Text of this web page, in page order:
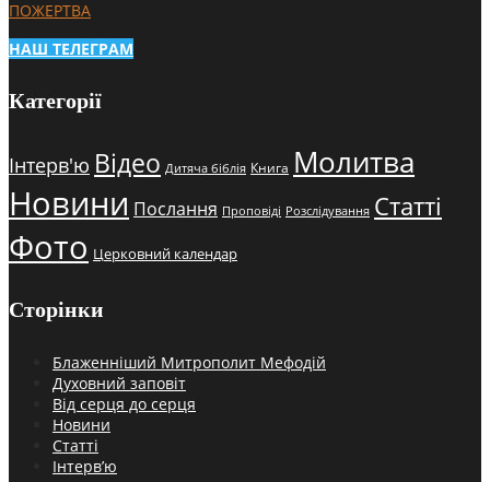
ПОЖЕРТВА
НАШ ТЕЛЕГРАМ
Категорії
Інтерв'ю Відео Дитяча біблія Книга Молитва
Новини Послання Проповіді Розслідування Статті
Фото Церковний календар
Сторінки
Блаженніший Митрополит Мефодій
Духовний заповіт
Від серця до серця
Новини
Статті
Інтерв’ю